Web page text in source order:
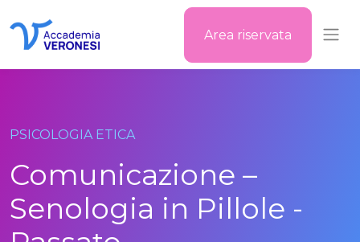
Area riservata
PSICOLOGIA ETICA
Comunicazione –
Senologia in Pillole -